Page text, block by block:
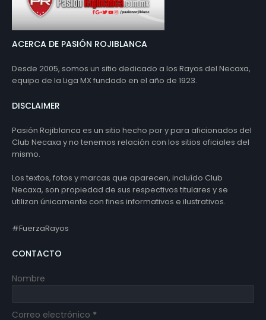
ACERCA DE PASIÓN ROJIBLANCA
Desde 2005, somos un sitio dedicado a los Rayos del Necaxa,
equipo de la Liga MX fundado en el año de 1923.
DISCLAIMER
Pasión Rojiblanca es un sitio hecho por y para aficionados del
Club Necaxa y no tenemos relación con los sitios oficiales del
mismo.
Los textos, fotos y marcas que aparecen, incluído Club
Necaxa, son propiedad de sus respectivos titulares y se
utilizan únicamente con fines informativos e ilustrativos.
#FuerzaRayos
CONTACTO
Nombre
Correo electrónico *